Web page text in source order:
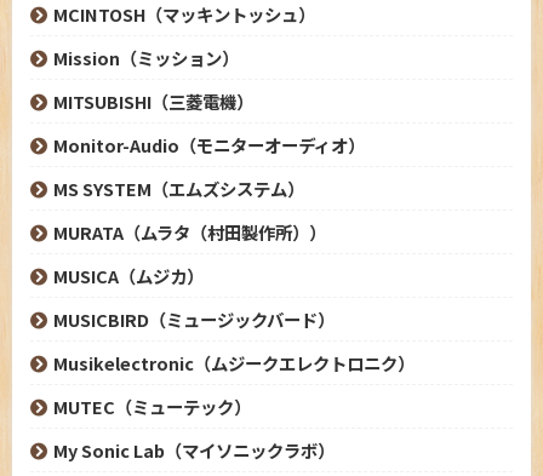
MCINTOSH（マッキントッシュ）
Mission（ミッション）
MITSUBISHI（三菱電機）
Monitor-Audio（モニターオーディオ）
MS SYSTEM（エムズシステム）
MURATA（ムラタ（村田製作所））
MUSICA（ムジカ）
MUSICBIRD（ミュージックバード）
Musikelectronic（ムジークエレクトロニク）
MUTEC（ミューテック）
My Sonic Lab（マイソニックラボ）